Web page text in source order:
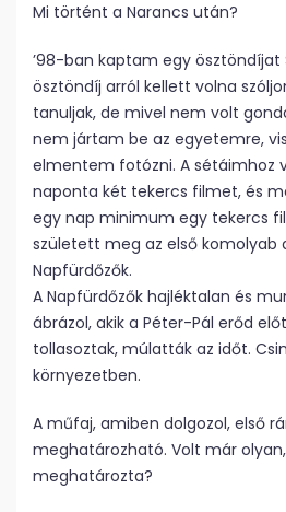
Mi történt a Narancs után?
’98-ban kaptam egy ösztöndíjat
ösztöndíj arról kellett volna
tanuljak, de mivel nem volt
nem jártam be az egyetemre,
elmentem fotózni. A sétáimhoz
naponta két tekercs filmet, és
egy nap minimum egy tekercs
született meg az első komolyab
Napfürdőzők.
A Napfürdőzők hajléktalan és
ábrázol, akik a Péter-Pál erőd
tollasoztak, múlatták az időt.
környezetben.
A műfaj, amiben dolgozol, első
meghatározható. Volt már
meghatározta?